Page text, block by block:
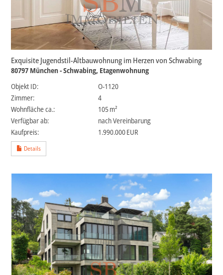
Exquisite Jugendstil-Altbauwohnung im Herzen von Schwabing
80797 München - Schwabing, Etagenwohnung
Objekt ID:
O-1120
Zimmer:
4
Wohnfläche ca.:
105 m²
Verfügbar ab:
nach Vereinbarung
Kaufpreis:
1.990.000 EUR
Details